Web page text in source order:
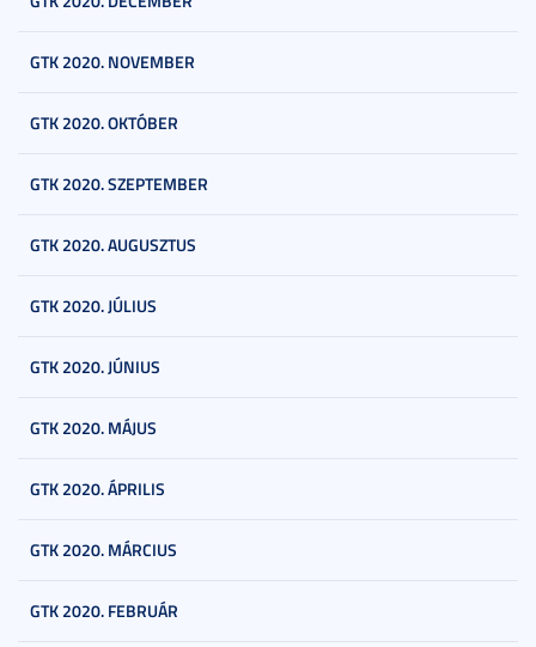
GTK 2020. NOVEMBER
GTK 2020. OKTÓBER
GTK 2020. SZEPTEMBER
GTK 2020. AUGUSZTUS
GTK 2020. JÚLIUS
GTK 2020. JÚNIUS
GTK 2020. MÁJUS
GTK 2020. ÁPRILIS
GTK 2020. MÁRCIUS
GTK 2020. FEBRUÁR